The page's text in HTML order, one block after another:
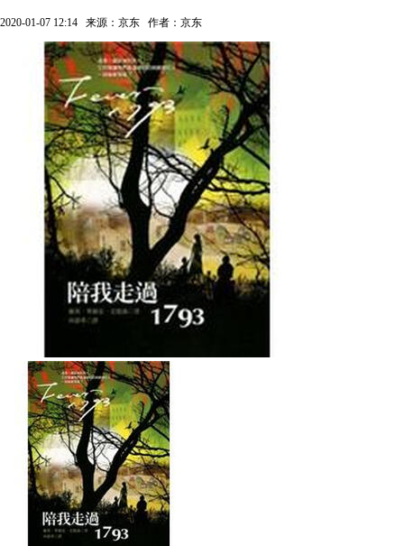
2020-01-07 12:14 来源：京东 作者：京东